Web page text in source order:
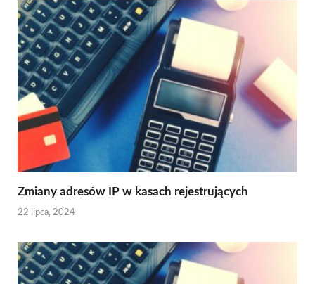
Zmiany adresów IP w kasach rejestrujących
22 lipca, 2024